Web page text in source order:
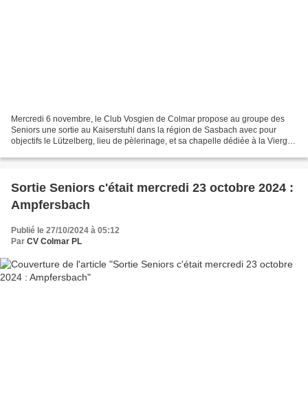
Mercredi 6 novembre, le Club Vosgien de Colmar propose au groupe des
Seniors une sortie au Kaiserstuhl dans la région de Sasbach avec pour
objectifs le Lützelberg, lieu de pèlerinage, et sa chapelle dédiée à la Vierge
Sortie Seniors c'était mercredi 23 octobre 2024 :
Ampfersbach
Publié le 27/10/2024 à 05:12
Par CV Colmar PL